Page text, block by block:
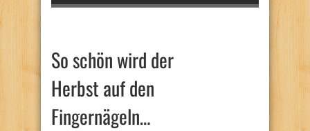
So schön wird der
Herbst auf den
Fingernägeln…